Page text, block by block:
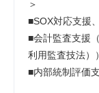
＞
■SOX対応支援
■会計監査支援
利用監査技法））
■内部統制評価